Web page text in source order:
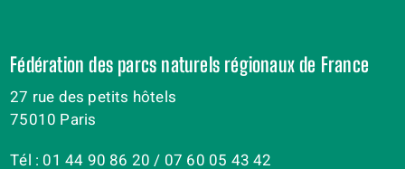
Fédération des parcs naturels régionaux de France
27 rue des petits hôtels
75010 Paris
Tél : 01 44 90 86 20 / 07 60 05 43 42